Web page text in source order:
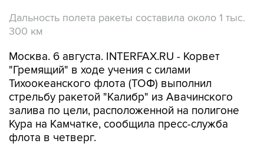
Москва. 6 августа. INTERFAX.RU - Корвет
Тихоокеанского флота (ТОФ) выполнил
стрельбу ракетой "Калибр" из Авачинского
залива по цели, расположенной на полигоне
Кура на Камчатке, сообщила пресс-служба
флота в четверг.
"В расчетное время ракета успешно поразила